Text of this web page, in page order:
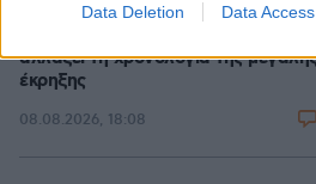
Data Deletion Data Access
Ο 15χρονος που δεν πρόλαβε να
αλλάξει τη χρονολογία της
έκρηξης
08.08.2026, 18:08